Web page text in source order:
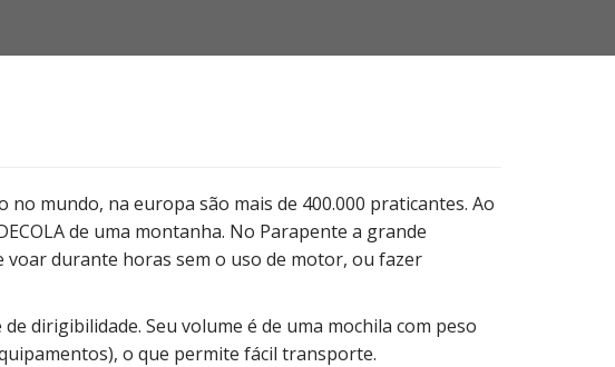
mundo, na europa são mais de 400.000 praticantes. Ao
de uma montanha. No Parapente a grande
durante horas sem o uso de motor, ou fazer
dirigibilidade. Seu volume é de uma mochila com peso
o que permite fácil transporte.